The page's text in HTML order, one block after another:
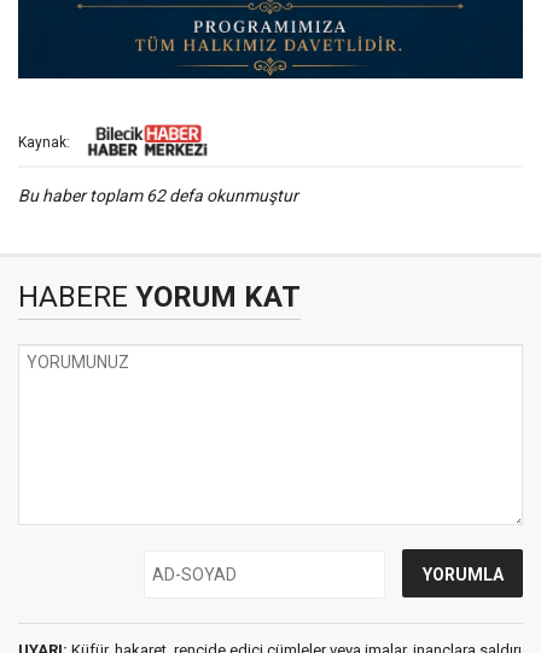
Kaynak:
Bu haber toplam 62 defa okunmuştur
HABERE YORUM KAT